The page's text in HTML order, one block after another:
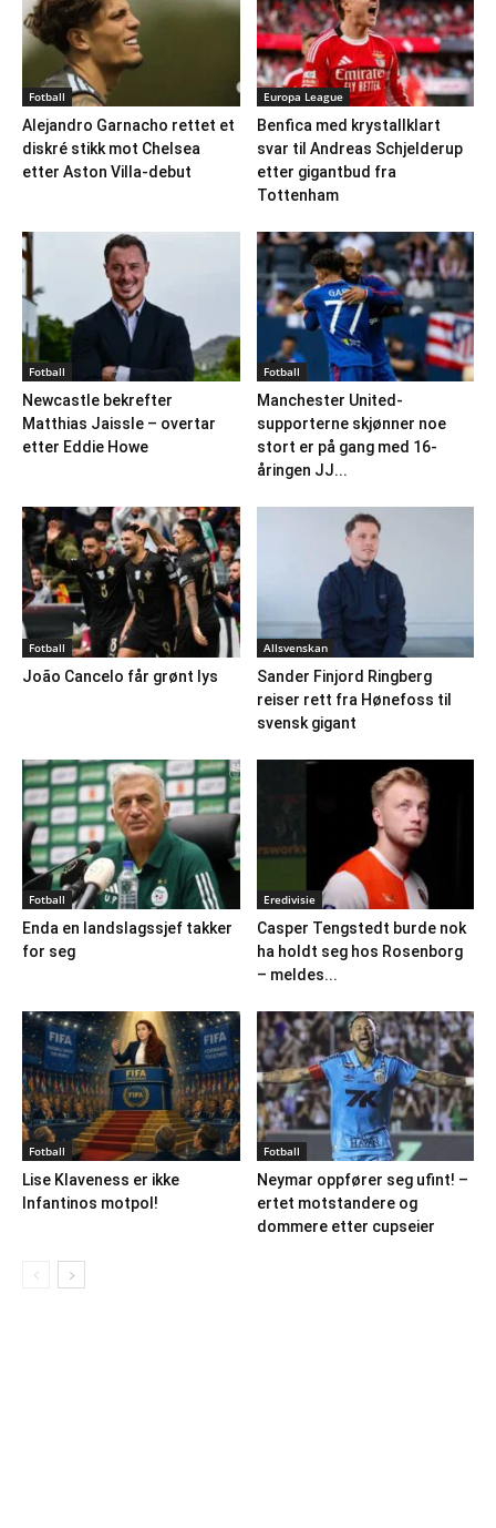
Fotball
Alejandro Garnacho rettet et
diskré stikk mot Chelsea
etter Aston Villa-debut
Europa League
Benfica med krystallklart
svar til Andreas Schjelderup
etter gigantbud fra
Tottenham
Fotball
Newcastle bekrefter
Matthias Jaissle – overtar
etter Eddie Howe
Fotball
Manchester United-
supporterne skjønner noe
stort er på gang med 16-
åringen JJ...
Fotball
João Cancelo får grønt lys
Allsvenskan
Sander Finjord Ringberg
reiser rett fra Hønefoss til
svensk gigant
Fotball
Enda en landslagssjef takker
for seg
Eredivisie
Casper Tengstedt burde nok
ha holdt seg hos Rosenborg
– meldes...
Fotball
Lise Klaveness er ikke
Infantinos motpol!
Fotball
Neymar oppfører seg ufint! –
ertet motstandere og
dommere etter cupseier